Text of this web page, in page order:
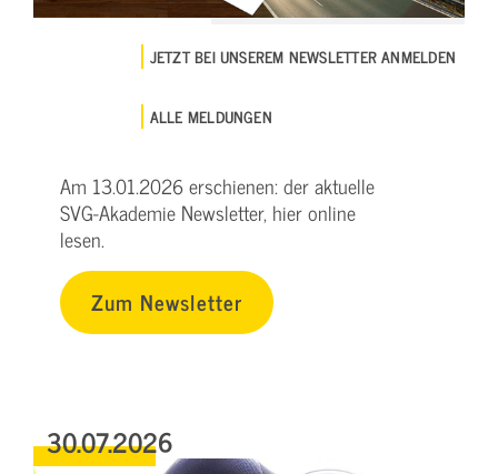
JETZT BEI UNSEREM NEWSLETTER ANMELDEN
ALLE MELDUNGEN
Am 13.01.2026 erschienen: der aktuelle
SVG-Akademie Newsletter, hier online
lesen.
Zum Newsletter
30.07.2026